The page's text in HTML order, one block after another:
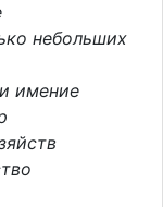
небольших
имение